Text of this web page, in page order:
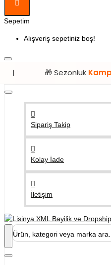
Sepetim
Alışveriş sepetiniz boş!
🎁 SezonlukKampanyalar
Sipariş Takip
Kolay İade
İletişim
Ürün, kategori veya marka ara...